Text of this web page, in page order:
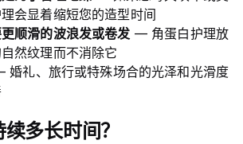
会显着缩短您的造型时间
顺滑的波浪发或卷发 — 角蛋白护理放
然纹理而不消除它
礼、旅行或特殊场合的光泽和光滑度
多长时间？